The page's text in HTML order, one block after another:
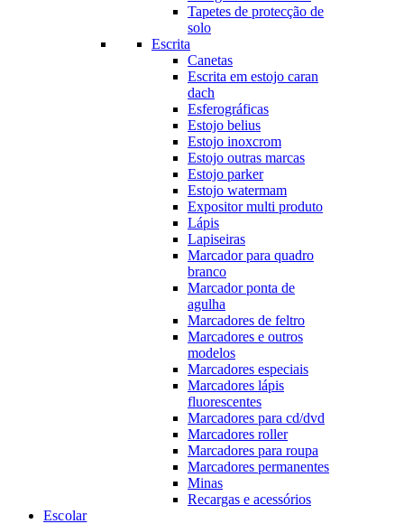
Tapetes de protecção de
solo
Escrita
Canetas
Escrita em estojo caran
dach
Esferográficas
Estojo belius
Estojo inoxcrom
Estojo outras marcas
Estojo parker
Estojo watermam
Expositor multi produto
Lápis
Lapiseiras
Marcador para quadro
branco
Marcador ponta de
agulha
Marcadores de feltro
Marcadores e outros
modelos
Marcadores especiais
Marcadores lápis
fluorescentes
Marcadores para cd/dvd
Marcadores roller
Marcadores para roupa
Marcadores permanentes
Minas
Recargas e acessórios
Escolar